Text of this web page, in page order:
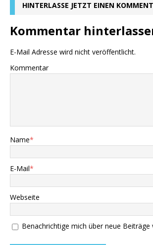
HINTERLASSE JETZT EINEN
Kommentar
E-Mail Adresse wird nicht veröffentlicht.
Kommentar
Name*
E-Mail*
Webseite
Benachrichtige mich über neue Beiträge